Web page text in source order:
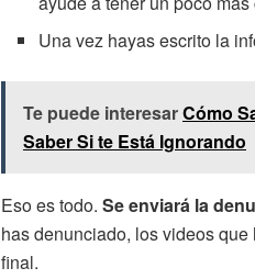
Una vez hayas escrito la
Te puede interesarCómo
Saber Si te Está Ignorando
Eso es todo. Se enviará la
has denunciado, los videos
final.